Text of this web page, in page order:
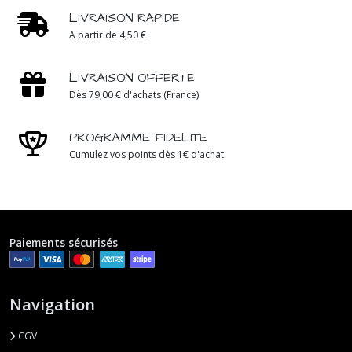
LIVRAISON RAPIDE
A partir de 4,50 €
LIVRAISON OFFERTE
Dès 79,00 € d'achats (France)
PROGRAMME FIDELITE
Cumulez vos points dès 1€ d'achat
Paiements sécurisés
Navigation
CGV